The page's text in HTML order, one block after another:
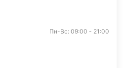
Пн-Вс: 09:00 - 21:00